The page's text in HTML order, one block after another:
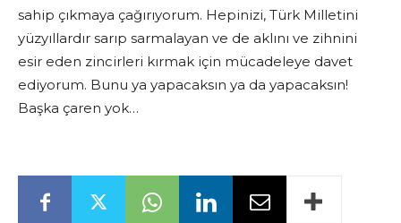
sahip çıkmaya çağırıyorum. Hepinizi, Türk Milletini
yüzyıllardır sarıp sarmalayan ve de aklını ve zihnini
esir eden zincirleri kırmak için mücadeleye davet
ediyorum. Bunu ya yapacaksın ya da yapacaksın!
Başka çaren yok…